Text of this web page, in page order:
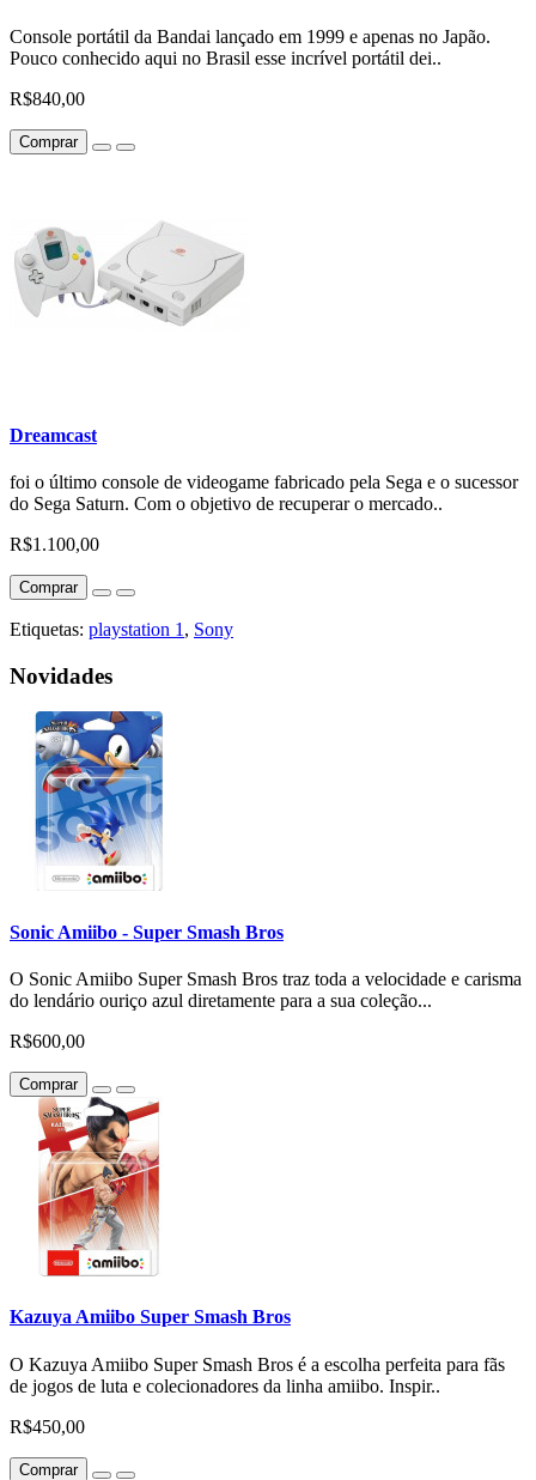
Console portátil da Bandai lançado em 1999 e apenas no Japão.
Pouco conhecido aqui no Brasil esse incrível portátil dei..
R$840,00
Comprar
Dreamcast
foi o último console de videogame fabricado pela Sega e o sucessor
do Sega Saturn. Com o objetivo de recuperar o mercado..
R$1.100,00
Comprar
Etiquetas: playstation 1 , Sony
Novidades
Sonic Amiibo - Super Smash Bros
O Sonic Amiibo Super Smash Bros traz toda a velocidade e carisma
do lendário ouriço azul diretamente para a sua coleção...
R$600,00
Comprar
Kazuya Amiibo Super Smash Bros
O Kazuya Amiibo Super Smash Bros é a escolha perfeita para fãs
de jogos de luta e colecionadores da linha amiibo. Inspir..
R$450,00
Comprar